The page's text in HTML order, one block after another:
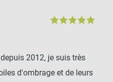
2012, je suis très
d'ombrage et de leurs